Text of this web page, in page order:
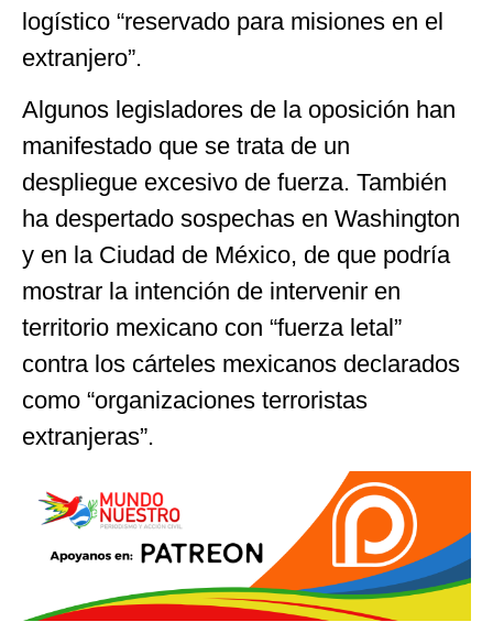
logístico “reservado para misiones en el
extranjero”.
Algunos legisladores de la oposición han
manifestado que se trata de un
despliegue excesivo de fuerza. También
ha despertado sospechas en Washington
y en la Ciudad de México, de que podría
mostrar la intención de intervenir en
territorio mexicano con “fuerza letal”
contra los cárteles mexicanos declarados
como “organizaciones terroristas
extranjeras”.